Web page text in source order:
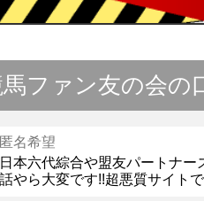
ファン友の会の
匿名希望
日本六代綜合や盟友パートナ
話やら大変です!!超悪質サイト